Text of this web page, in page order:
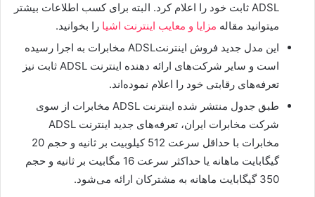
ADSL ثابت خود را اعلام کرد. البته برای کسب اطلاعات بیشتر
میتوانید مقاله مزایا و معایب اینترنت اشیا را بخوانید.
این مدل جدید فروش اینترنتADSL مخابرات به اجرا رسیده
است و سایر شرکت‌های ارائه دهنده اینترنت ADSL ثابت نیز
تعرفه‌های رقابتی خود را اعلام نموده‌اند.
طبق جدول منتشر شده اینترنت ADSL مخابرات از سوی
شرکت مخابرات ایران، تعرفه‌های جدید اینترنت ADSL
مخابرات با حداقل سرعت 512 کیلوبیت بر ثانیه و حجم 20
گیگابایت ماهانه یا حداکثر سرعت 16 مگابیت بر ثانیه و حجم
350 گیگابایت ماهانه به مشترکان ارائه می‌شود.